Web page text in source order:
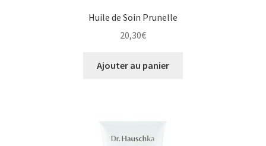
Huile de Soin Prunelle
20,30€
Ajouter au panier